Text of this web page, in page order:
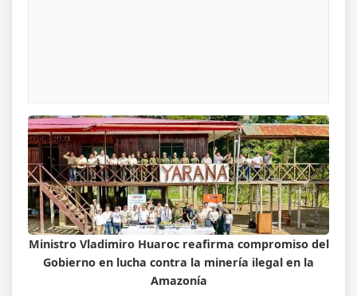
Ministro Vladimiro Huaroc reafirma compromiso del
Gobierno en lucha contra la minería ilegal en la
Amazonía